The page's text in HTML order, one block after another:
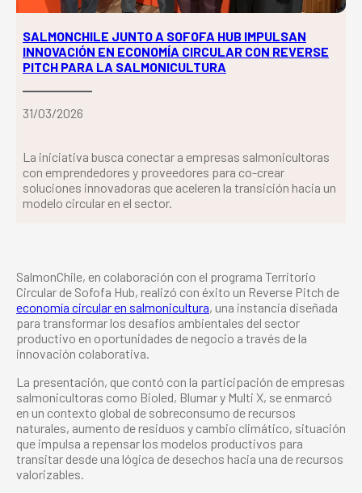
SALMONCHILE JUNTO A SOFOFA HUB IMPULSAN
INNOVACIÓN EN ECONOMÍA CIRCULAR CON REVERSE
PITCH PARA LA SALMONICULTURA
31/03/2026
La iniciativa busca conectar a empresas salmonicultoras
con emprendedores y proveedores para co-crear
soluciones innovadoras que aceleren la transición hacia un
modelo circular en el sector.
SalmonChile, en colaboración con el programa Territorio
Circular de Sofofa Hub, realizó con éxito un Reverse Pitch de
economía circular en salmonicultura, una instancia diseñada
para transformar los desafíos ambientales del sector
productivo en oportunidades de negocio a través de la
innovación colaborativa.
La presentación, que contó con la participación de empresas
salmonicultoras como Bioled, Blumar y Multi X, se enmarcó
en un contexto global de sobreconsumo de recursos
naturales, aumento de residuos y cambio climático, situación
que impulsa a repensar los modelos productivos para
transitar desde una lógica de desechos hacia una de recursos
valorizables.